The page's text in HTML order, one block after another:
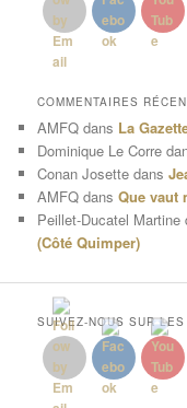
COMMENTAIRES
AMFQ dans La
Dominique Le Corre
Conan Josette dans
AMFQ dansQue vaut
Peillet-Ducatel Martine
(Côté Quimper)
SUIVEZ-NOUS SUR